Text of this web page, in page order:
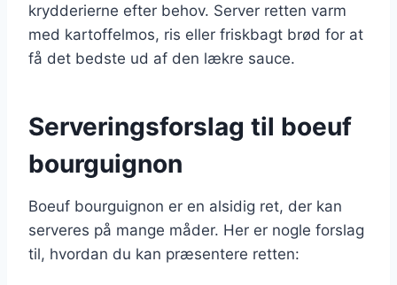
krydderierne efter behov. Server retten varm
med kartoffelmos, ris eller friskbagt brød for at
få det bedste ud af den lækre sauce.
Serveringsforslag til boeuf
bourguignon
Boeuf bourguignon er en alsidig ret, der kan
serveres på mange måder. Her er nogle forslag
til, hvordan du kan præsentere retten: